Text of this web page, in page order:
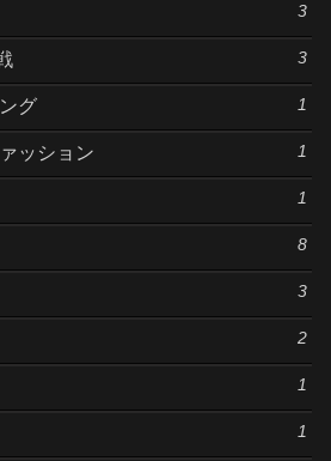
3
3
グ 1
ッション 1
1
8
3
2
1
1